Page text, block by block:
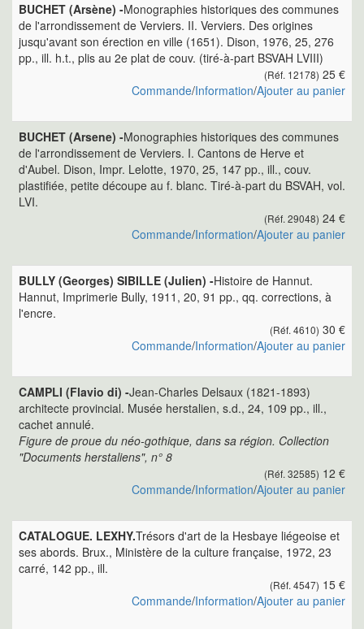
BUCHET (Arsène) -Monographies historiques des communes
de l'arrondissement de Verviers. II. Verviers. Des origines
jusqu'avant son érection en ville (1651). Dison, 1976, 25, 276
pp., ill. h.t., plis au 2e plat de couv. (tiré-à-part BSVAH LVIII)
(Réf. 12178) 25 €
Commande/Information/Ajouter au panier
BUCHET (Arsene) -Monographies historiques des communes
de l'arrondissement de Verviers. I. Cantons de Herve et
d'Aubel. Dison, Impr. Lelotte, 1970, 25, 147 pp., ill., couv.
plastifiée, petite découpe au f. blanc. Tiré-à-part du BSVAH, vol.
LVI.
(Réf. 29048) 24 €
Commande/Information/Ajouter au panier
BULLY (Georges) SIBILLE (Julien) -Histoire de Hannut.
Hannut, Imprimerie Bully, 1911, 20, 91 pp., qq. corrections, à
l'encre.
(Réf. 4610) 30 €
Commande/Information/Ajouter au panier
CAMPLI (Flavio di) -Jean-Charles Delsaux (1821-1893)
architecte provincial. Musée herstalien, s.d., 24, 109 pp., ill.,
cachet annulé.
Figure de proue du néo-gothique, dans sa région. Collection
"Documents herstaliens", n° 8
(Réf. 32585) 12 €
Commande/Information/Ajouter au panier
CATALOGUE. LEXHY.Trésors d'art de la Hesbaye liégeoise et
ses abords. Brux., Ministère de la culture française, 1972, 23
carré, 142 pp., ill.
(Réf. 4547) 15 €
Commande/Information/Ajouter au panier